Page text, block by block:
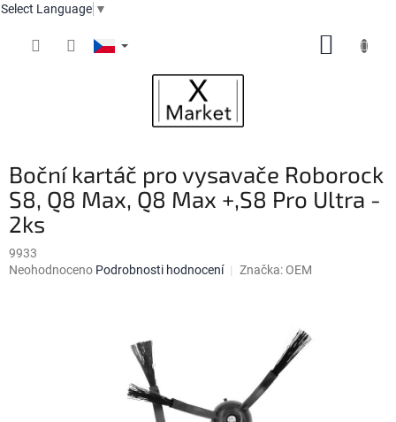
Select Language ▼
Boční kartáč pro vysavače Roborock
S8, Q8 Max, Q8 Max +,S8 Pro Ultra -
2ks
9933
Průměrné
Neohodnoceno Podrobnosti hodnocení Značka: OEM